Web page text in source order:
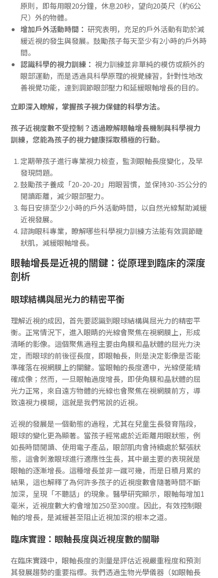
原則，即每用眼20分鐘，休息20秒，望向20英尺（約6公
尺）外的物體。
增加戶外活動時間： 研究表明，充足的戶外活動有助於減
緩近視的發生與發展。鼓勵孩子每天至少有2小時的戶外時
間。
認識科學的視力訓練： 視力訓練並非單純的模仿或額外的
眼部運動，而是透過具科學原理的視覺練習，針對性地改
善視覺功能，達到調節眼部壓力和延緩眼軸增長的目的。
立即深入瞭解，掌握孩子視力保健的科學方法。
孩子近視度數不受控制？透過瞭解眼軸增長機制與科學視力
訓練，您能為孩子的視力健康採取積極的行動。
定期帶孩子進行專業視力檢查，監測眼軸長度變化，及早
發現問題。
鼓勵孩子養成「20-20-20」用眼習慣，並保持30-35公分的
閱讀距離，減少眼部壓力。
每日安排至少2小時的戶外活動時間，以自然光線幫助減緩
近視發展。
諮詢眼科專業，瞭解哪些科學視力訓練方法能有效調節睫
狀肌，減緩眼軸增長。
眼軸增長是近視的關鍵：從原理到臨床的深度
剖析
眼球結構與屈光力的精密平衡
理解近視的成因，首先要認識到眼球結構與屈光力的精密平
衡。正常情況下，進入眼睛的光線會聚焦在視網膜上，形成
清晰的影像。這個聚焦過程主要由角膜和晶狀體的屈光力決
定，而眼球的前後徑長度，即眼軸長，則是決定影像是否能
準確落在視網膜上的關鍵。當眼軸的長度適中，光線便能精
確成像；然而，一旦眼軸過度增長，即使角膜和晶狀體的屈
光力正常，來自遠方物體的光線也會聚焦在視網膜前方，導
致遠視力模糊，這就是我們常說的近視。
近視的發展是一個動態的過程，尤其在兒童生長發育階段，
眼球的變化更為顯著。當孩子經常處於近距離用眼狀態，例
如長時間閱讀、使用電子產品，眼部肌肉會持續處於緊張狀
態，這會刺激眼球進行適應性生長，其中最主要的表現就是
眼軸的逐漸增長。這種增長並非一蹴可幾，而是日積月累的
結果，這也解釋了為何許多孩子的近視度數會隨著時間不斷
加深，呈現「不聽話」的現象。醫學研究顯示，眼軸每增加1
毫米，近視度數大約會增加250至300度。因此，有效控制眼
軸的增長，是減緩甚至阻止近視加深的根本之道。
臨床實證：眼軸長度與近視度數的關聯
在臨床實踐中，眼軸長度的測量是評估近視嚴重程度和預測
其發展趨勢的重要指標。我們透過生物光學儀器（如眼軸長